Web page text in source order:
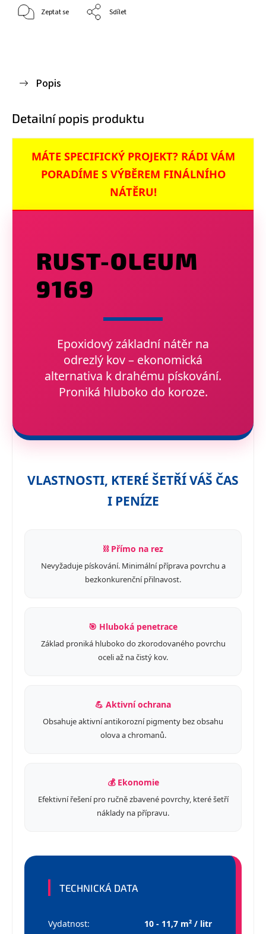
Zeptat se Sdílet
Popis
Detailní popis produktu
MÁTE SPECIFICKÝ PROJEKT? RÁDI VÁM
PORADÍME S VÝBĚREM FINÁLNÍHO
NÁTĚRU!
RUST-OLEUM
9169
Epoxidový základní nátěr na
odrezlý kov – ekonomická
alternativa k drahému pískování.
Proniká hluboko do koroze.
VLASTNOSTI, KTERÉ ŠETŘÍ VÁŠ ČAS
I PENÍZE
⛓️ Přímo na rez
Nevyžaduje pískování. Minimální příprava povrchu a
bezkonkurenční přilnavost.
🎯 Hluboká penetrace
Základ proniká hluboko do zkorodovaného povrchu
oceli až na čistý kov.
💪 Aktivní ochrana
Obsahuje aktivní antikorozní pigmenty bez obsahu
olova a chromanů.
💰 Ekonomie
Efektivní řešení pro ručně zbavené povrchy, které šetří
náklady na přípravu.
TECHNICKÁ DATA
Vydatnost: 10 - 11,7 m² / litr